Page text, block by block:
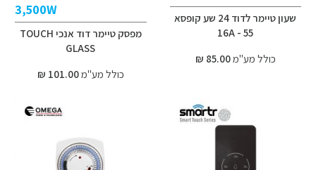
שעון טיימר לדוד 24 שע קופסא
55 - 16A
כולל מע"מ85.00 ₪
3,500W
מפסק טיימר דוד אנכי TOUCH
GLASS
כולל מע"מ101.00 ₪